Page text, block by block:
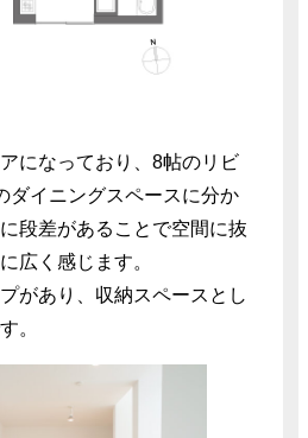
になっており、8帖のリビ
ダイニングスペースに分か
段差があることで空間に抜
広く感じます。
があり、収納スペースとし
。